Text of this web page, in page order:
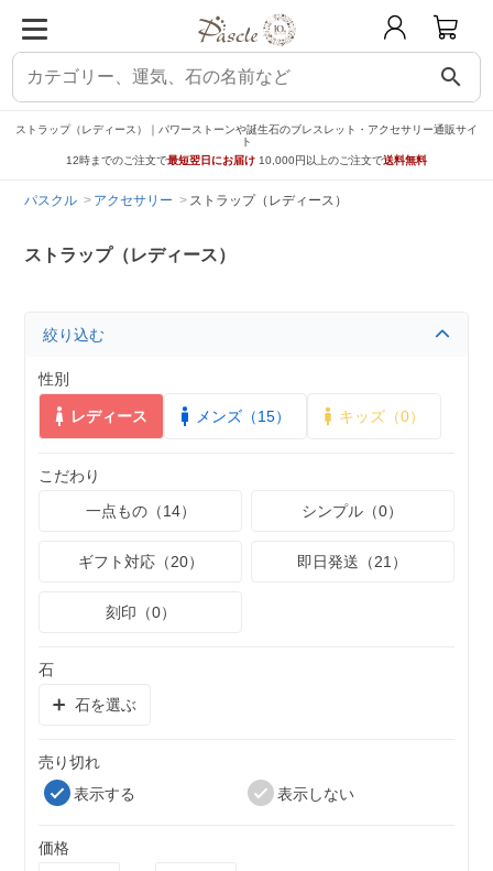
search
ストラップ（レディース）｜パワーストーンや誕生石のブレスレット・アクセサリー通販サイ
ト
12時までのご注文で最短翌日にお届け 10,000円以上のご注文で送料無料
パスクル アクセサリー ストラップ（レディース）
ストラップ（レディース）
絞り込む
性別
レディース メンズ（15） キッズ（0）
こだわり
一点もの（14）
シンプル（0）
ギフト対応（20） 即日発送（21）
刻印（0）
石
石を選ぶ
売り切れ
表示する
表示しない
価格